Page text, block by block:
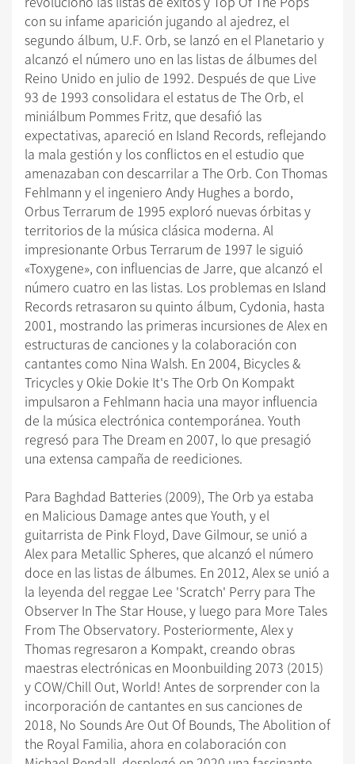
con su infame aparición jugando al ajedrez, el
segundo álbum, U.F. Orb, se lanzó en el Planetario y
alcanzó el número uno en las listas de álbumes del
Reino Unido en julio de 1992. Después de que Live
93 de 1993 consolidara el estatus de The Orb, el
miniálbum Pommes Fritz, que desafió las
expectativas, apareció en Island Records, reflejando
la mala gestión y los conflictos en el estudio que
amenazaban con descarrilar a The Orb. Con Thomas
Fehlmann y el ingeniero Andy Hughes a bordo,
Orbus Terrarum de 1995 exploró nuevas órbitas y
territorios de la música clásica moderna. Al
impresionante Orbus Terrarum de 1997 le siguió
«Toxygene», con influencias de Jarre, que alcanzó el
número cuatro en las listas. Los problemas en Island
Records retrasaron su quinto álbum, Cydonia, hasta
2001, mostrando las primeras incursiones de Alex en
estructuras de canciones y la colaboración con
cantantes como Nina Walsh. En 2004, Bicycles &
Tricycles y Okie Dokie It's The Orb On Kompakt
impulsaron a Fehlmann hacia una mayor influencia
de la música electrónica contemporánea. Youth
regresó para The Dream en 2007, lo que presagió
una extensa campaña de reediciones.
Para Baghdad Batteries (2009), The Orb ya estaba
en Malicious Damage antes que Youth, y el
guitarrista de Pink Floyd, Dave Gilmour, se unió a
Alex para Metallic Spheres, que alcanzó el número
doce en las listas de álbumes. En 2012, Alex se unió a
la leyenda del reggae Lee 'Scratch' Perry para The
Observer In The Star House, y luego para More Tales
From The Observatory. Posteriormente, Alex y
Thomas regresaron a Kompakt, creando obras
maestras electrónicas en Moonbuilding 2073 (2015)
y COW/Chill Out, World! Antes de sorprender con la
incorporación de cantantes en sus canciones de
2018, No Sounds Are Out Of Bounds, The Abolition of
the Royal Familia, ahora en colaboración con